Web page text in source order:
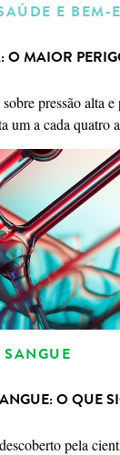
E BEM-
O MAIOR
pressão alta e
um a cada quatro
O QUE
pela